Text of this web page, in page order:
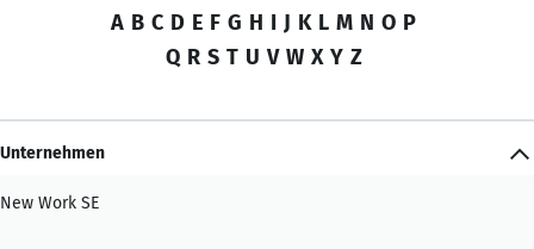
A B C D E F G H I J K L M N O P
Q R S T U V W X Y Z
Unternehmen
New Work SE